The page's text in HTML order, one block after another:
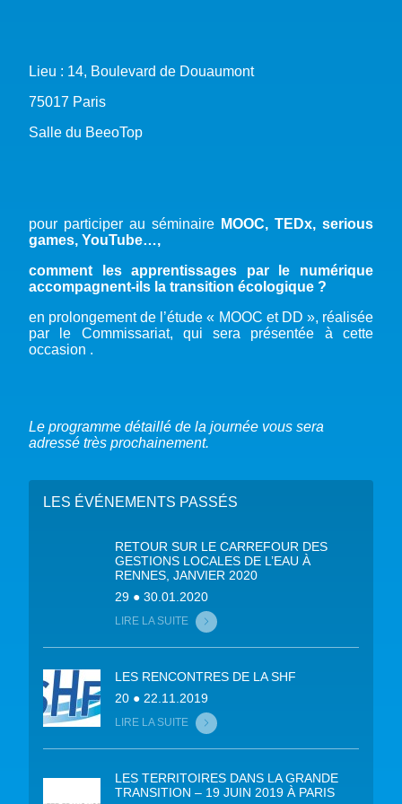
Lieu : 14, Boulevard de Douaumont
75017 Paris
Salle du BeeoTop
pour participer au séminaire MOOC, TEDx, serious
games, YouTube…,
comment les apprentissages par le numérique
accompagnent-ils la transition écologique ?
en prolongement de l’étude « MOOC et DD », réalisée
par le Commissariat, qui sera présentée à cette
occasion .
Le programme détaillé de la journée vous sera
adressé très prochainement.
LES ÉVÉNEMENTS PASSÉS
RETOUR SUR LE CARREFOUR DES
GESTIONS LOCALES DE L’EAU À
RENNES, JANVIER 2020
29 ● 30.01.2020
LIRE LA SUITE
LES RENCONTRES DE LA SHF
20 ● 22.11.2019
LIRE LA SUITE
LES TERRITOIRES DANS LA GRANDE
TRANSITION – 19 JUIN 2019 À PARIS